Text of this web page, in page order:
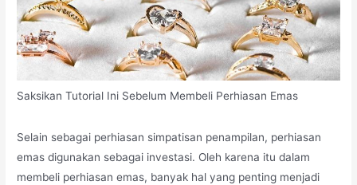
Saksikan Tutorial Ini Sebelum Membeli Perhiasan Emas
Selain sebagai perhiasan simpatisan penampilan, perhiasan
emas digunakan sebagai investasi. Oleh karena itu dalam
membeli perhiasan emas, banyak hal yang penting menjadi